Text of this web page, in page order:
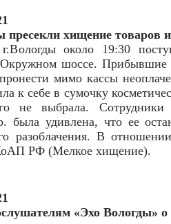
хищение товаров
около 19:30
Окружном шоссе.
мимо кассы
к себе в сумочку
выбрала. Сотрудники
была удивлена, что ее
разоблачения. В
РФ (Мелкое хищение).
«Эхо Вологды» о